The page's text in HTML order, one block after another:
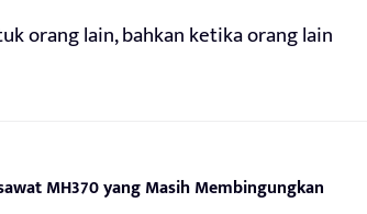
orang lain, bahkan ketika orang lain
MH370 yang Masih Membingungkan